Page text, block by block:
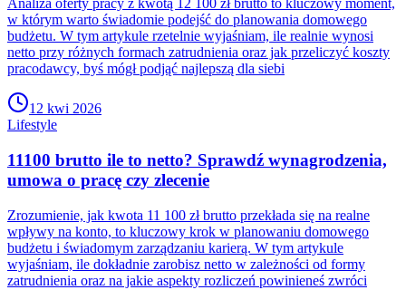
Analiza oferty pracy z kwotą 12 100 zł brutto to kluczowy moment,
w którym warto świadomie podejść do planowania domowego
budżetu. W tym artykule rzetelnie wyjaśniam, ile realnie wynosi
netto przy różnych formach zatrudnienia oraz jak przeliczyć koszty
pracodawcy, byś mógł podjąć najlepszą dla siebi
12 kwi 2026
Lifestyle
11100 brutto ile to netto? Sprawdź wynagrodzenia,
umowa o pracę czy zlecenie
Zrozumienie, jak kwota 11 100 zł brutto przekłada się na realne
wpływy na konto, to kluczowy krok w planowaniu domowego
budżetu i świadomym zarządzaniu karierą. W tym artykule
wyjaśniam, ile dokładnie zarobisz netto w zależności od formy
zatrudnienia oraz na jakie aspekty rozliczeń powinieneś zwróci